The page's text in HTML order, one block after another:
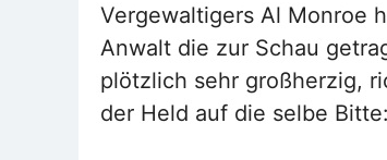
Vergewaltigers Al Monroe
Anwalt die zur Schau
plötzlich sehr großherzig,
der Held auf die selbe